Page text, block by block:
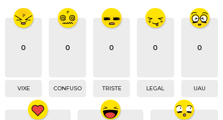
0
VIXE
0
CONFUSO
0
TRISTE
0
LEGAL
0
UAU